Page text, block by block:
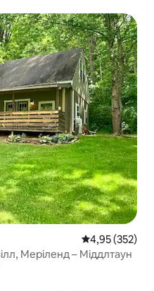
Середня
4,95 (352)
Меріленд – Міддлтаун